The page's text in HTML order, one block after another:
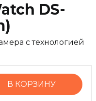
DS-
с технологией
В КОРЗИНУ